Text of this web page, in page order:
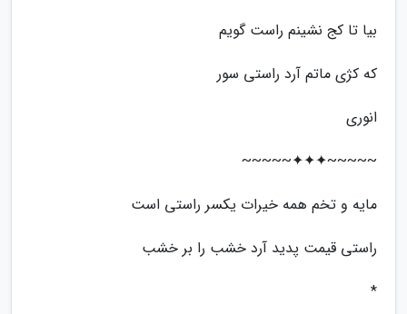
بیا تا کج نشینم راست گویم
که کژی ماتم آرد راستی سور
انوری
~~~~~✦✦✦~~~~~
مایه و تخم همه خیرات یکسر راستی است
راستی قیمت پدید آرد خشب را بر خشب
*